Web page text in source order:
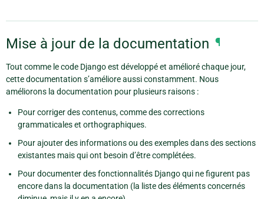
Mise à jour de la documentation ¶
Tout comme le code Django est développé et amélioré chaque jour,
cette documentation s’améliore aussi constamment. Nous
améliorons la documentation pour plusieurs raisons :
Pour corriger des contenus, comme des corrections
grammaticales et orthographiques.
Pour ajouter des informations ou des exemples dans des sections
existantes mais qui ont besoin d’être complétées.
Pour documenter des fonctionnalités Django qui ne figurent pas
encore dans la documentation (la liste des éléments concernés